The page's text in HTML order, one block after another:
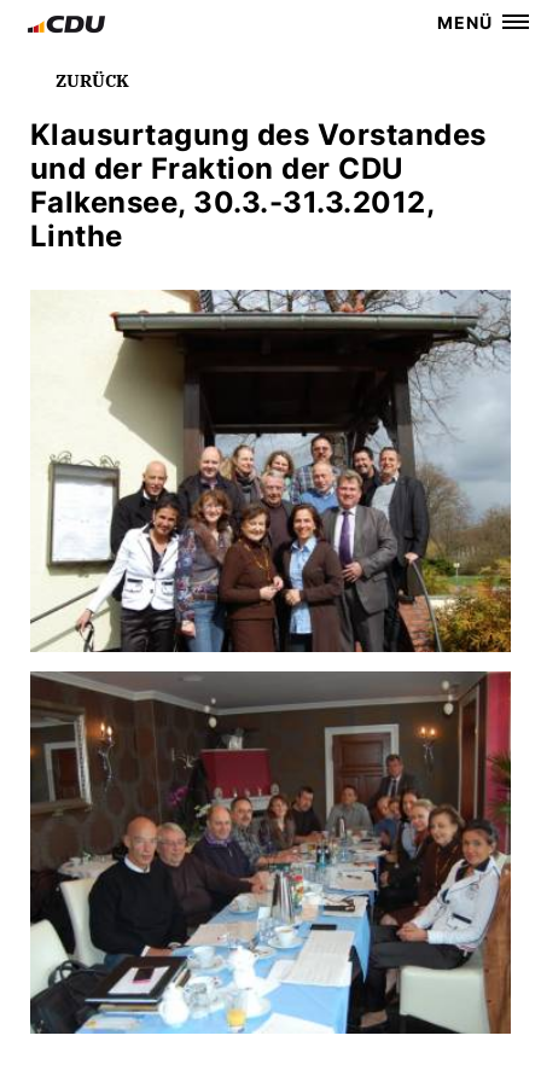
MENÜ
ZURÜCK
Klausurtagung des Vorstandes
und der Fraktion der CDU
Falkensee, 30.3.-31.3.2012,
Linthe